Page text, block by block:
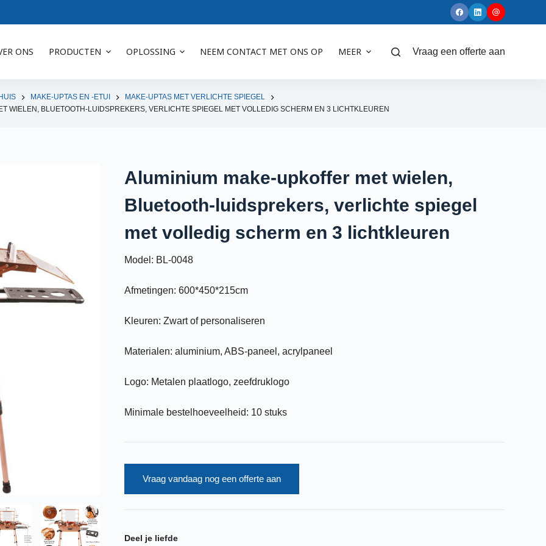
ONS PRODUCTEN OPLOSSING NEEM CONTACT MET ONS OP MEER Vraag een offerte aan
MAKE-UPTAS EN -ETUI
MAKE-UPTAS MET VERLICHTE SPIEGEL
WIELEN, BLUETOOTH-LUIDSPREKERS, VERLICHTE SPIEGEL MET VOLLEDIG SCHERM EN 3 LICHTKLEUREN
Aluminium make-upkoffer met wielen,
Bluetooth-luidsprekers, verlichte spiegel
met volledig scherm en 3 lichtkleuren
Model: BL-0048
Afmetingen: 600*450*215cm
Kleuren: Zwart of personaliseren
Materialen: aluminium, ABS-paneel, acrylpaneel
Logo: Metalen plaatlogo, zeefdruklogo
Minimale bestelhoeveelheid: 10 stuks
Vraag vandaag nog een offerte aan
Deel je liefde